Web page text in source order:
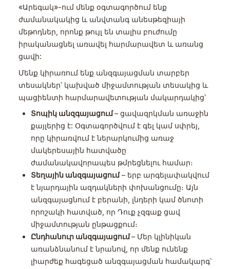
«Արեգակ»-ում մենք օգտագործում ենք
ժամանակակից և անվտանգ անեսթեզիայի
մեթոդներ, որոնք թույլ են տալիս բուժումը
իրականացնել առավել հարմարավետ և առանց
ցավի:
Մենք կիրառում ենք անզգայացման տարբեր
տեսակներ՝ կախված միջամտության տեսակից և
պացիենտի հարմարավետության մակարդակից՝
Տոպիկ անզգայացում– ցավազրկման առաջին
քայլերից է: Օգտագործվում է գել կամ սփրեյ,
որը կիրառվում է ներարկումից առաջ
մակերեսային հատվածը
ժամանակավորապես թմրեցնելու համար։
Տեղային անզգայացում– երբ արգելափակվում
է նյարդային ազդակների փոխանցումը։ Այն
անզգայացնում է բերանի, լնդերի կամ ծնոտի
որոշակի հատված, որ Դուք չզգաք ցավ
միջամտության ընթացքում։
Ընդհանուր անզգայացում– Մեր կլինիկան
առանձնանում է նրանով, որ մենք ունենք
լիարժեք հագեցած անզգայացման համակարգ՝